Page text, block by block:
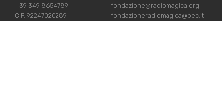
+39 349 8654789
C.F. 92247020289
fondazione@radiomagica.org
fondazioneradiomagica@pec.it